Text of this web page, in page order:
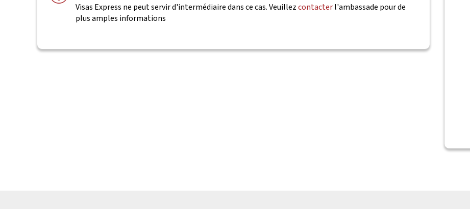
Visas Express ne peut servir d'intermédiaire dans ce cas. Veuillezcontacterl'ambassade pour de
plus amples informations